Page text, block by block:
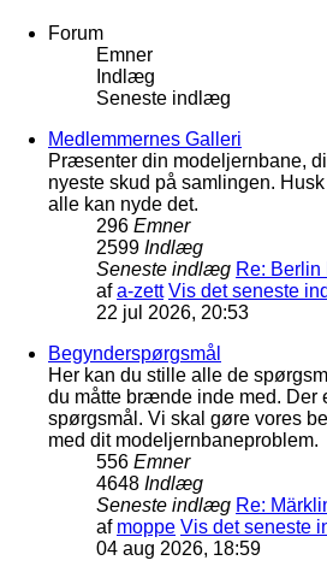
Forum
Emner
Indlæg
Seneste indlæg
Medlemmernes Galleri
Præsenter din modeljernbane,
nyeste skud på samlingen.
alle kan nyde det.
296 Emner
2599 Indlæg
Seneste indlæg Re:
afa-zett Vis det seneste
22 jul 2026, 20:53
Begynderspørgsmål
Her kan du stille alle de
du måtte brænde inde med. Der
spørgsmål. Vi skal gøre vores
med dit modeljernbaneproblem.
556 Emner
4648 Indlæg
Seneste indlæg Re:
af moppe Vis det seneste
04 aug 2026, 18:59